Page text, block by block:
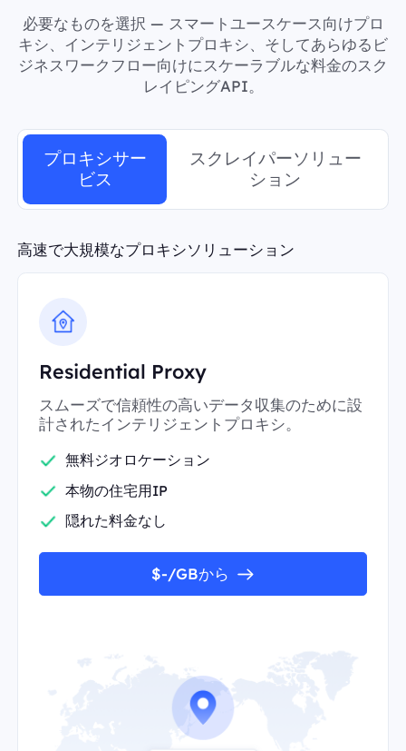
必要なものを選択 — スマートユースケース向けプロ
キシ、インテリジェントプロキシ、そしてあらゆるビ
ジネスワークフロー向けにスケーラブルな料金のスク
レイピングAPI。
プロキシサー
ビス
スクレイパーソリュー
ション
高速で大規模なプロキシソリューション
Residential Proxy
スムーズで信頼性の高いデータ収集のために設
計されたインテリジェントプロキシ。
無料ジオロケーション
本物の住宅用IP
隠れた料金なし
$-/GBから